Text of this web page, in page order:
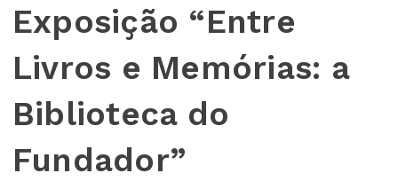
Exposição “Entre
Livros e Memórias: a
Biblioteca do
Fundador”